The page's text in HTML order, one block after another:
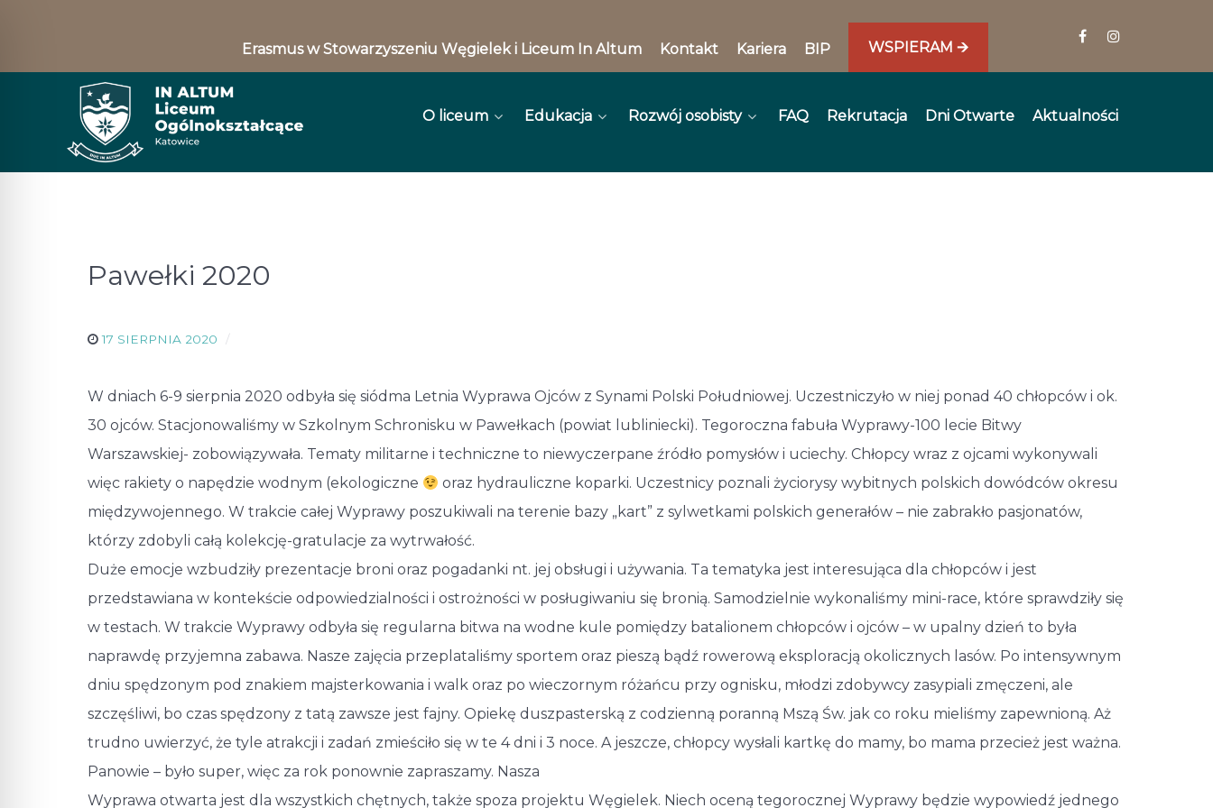
Erasmus w Stowarzyszeniu Węgielek i Liceum In Altum Kontakt Kariera BIP WSPIERAM 🡪
O liceum Edukacja Rozwój osobisty FAQ Rekrutacja Dni Otwarte Aktualności
Pawełki 2020
17 SIERPNIA 2020
W dniach 6-9 sierpnia 2020 odbyła się siódma Letnia Wyprawa Ojców z Synami Polski Południowej. Uczestniczyło w niej ponad 40 chłopców i ok.
30 ojców. Stacjonowaliśmy w Szkolnym Schronisku w Pawełkach (powiat lubliniecki). Tegoroczna fabuła Wyprawy-100 lecie Bitwy
Warszawskiej- zobowiązywała. Tematy militarne i techniczne to niewyczerpane źródło pomysłów i uciechy. Chłopcy wraz z ojcami wykonywali
więc rakiety o napędzie wodnym (ekologiczne
oraz hydrauliczne koparki. Uczestnicy poznali życiorysy wybitnych polskich dowódców okresu
międzywojennego. W trakcie całej Wyprawy poszukiwali na terenie bazy „kart” z sylwetkami polskich generałów – nie zabrakło pasjonatów,
którzy zdobyli całą kolekcję-gratulacje za wytrwałość.
Duże emocje wzbudziły prezentacje broni oraz pogadanki nt. jej obsługi i używania. Ta tematyka jest interesująca dla chłopców i jest
przedstawiana w kontekście odpowiedzialności i ostrożności w posługiwaniu się bronią. Samodzielnie wykonaliśmy mini-race, które sprawdziły się
w testach. W trakcie Wyprawy odbyła się regularna bitwa na wodne kule pomiędzy batalionem chłopców i ojców – w upalny dzień to była
naprawdę przyjemna zabawa. Nasze zajęcia przeplataliśmy sportem oraz pieszą bądź rowerową eksploracją okolicznych lasów. Po intensywnym
dniu spędzonym pod znakiem majsterkowania i walk oraz po wieczornym różańcu przy ognisku, młodzi zdobywcy zasypiali zmęczeni, ale
szczęśliwi, bo czas spędzony z tatą zawsze jest fajny. Opiekę duszpasterską z codzienną poranną Mszą Św. jak co roku mieliśmy zapewnioną. Aż
trudno uwierzyć, że tyle atrakcji i zadań zmieściło się w te 4 dni i 3 noce. A jeszcze, chłopcy wysłali kartkę do mamy, bo mama przecież jest ważna.
Panowie – było super, więc za rok ponownie zapraszamy. Nasza
Wyprawa otwarta jest dla wszystkich chętnych, także spoza projektu Węgielek. Niech oceną tegorocznej Wyprawy będzie wypowiedź jednego